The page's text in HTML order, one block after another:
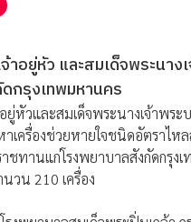
าอยู่หัว และสมเด็จพระนา
กรุงเทพมหานคร
ยู่หัวและสมเด็จพระนางเจ้าพร
เครื่องช่วยหายใจชนิดอัตราไ
ชทานแก่โรงพยาบาลสังกัดกรุง
วน 210 เครื่อง